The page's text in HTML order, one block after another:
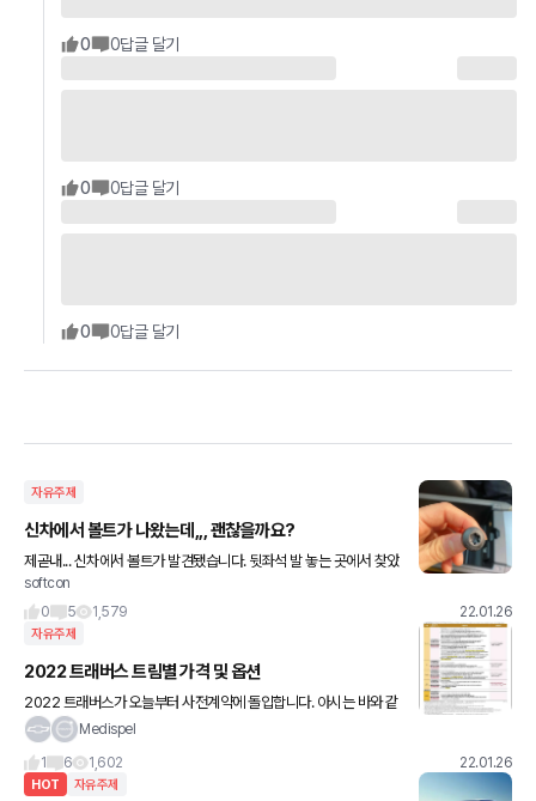
0 0답글 달기
0 0답글 달기
0 0답글 달기
자유주제
신차에서 볼트가 나왔는데,,, 괜찮을까요?
제곧내... 신차에서 볼트가 발견됐습니다. 뒷좌석 발 놓는 곳에서 찾았
는데, 괜찮은 건지... 저번주에 신차 뽑고 출퇴근만 했는데 ㅠㅠ 아무
softcon
0
5 1,579 22.01.26
자유주제
2022 트래버스 트림별 가격 및 옵션
2022 트래버스가 오늘부터 사전계약에 돌입합니다. 아시는 바와 같
이 하이컨트리 트림이 추가되고 레드라인이 없어졌습니다. 모두가 바
재됩
Medispel
1
6 1,602 22.01.26
HOT 자유주제